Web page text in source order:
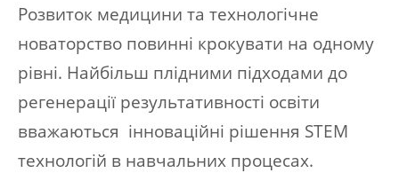
Розвиток медицини та технологічне
новаторство повинні крокувати на одному
рівні. Найбільш плідними підходами до
регенерації результативності освіти
вважаються інноваційні рішення STEM
технологій в навчальних процесах.